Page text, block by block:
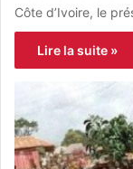
Côte d’Ivoire, le
Lire la suite »